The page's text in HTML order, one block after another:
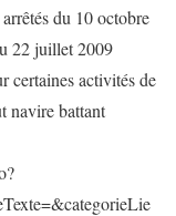
du 10 octobre
22 juillet 2009
certaines activités de
navire battant